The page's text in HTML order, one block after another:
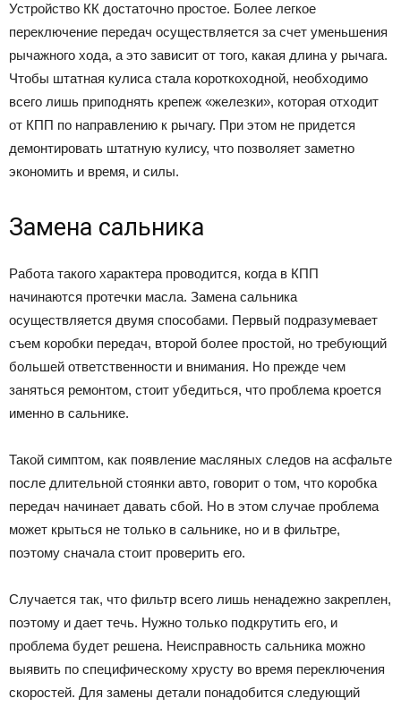
Устройство КК достаточно простое. Более легкое
переключение передач осуществляется за счет уменьшения
рычажного хода, а это зависит от того, какая длина у рычага.
Чтобы штатная кулиса стала короткоходной, необходимо
всего лишь приподнять крепеж «железки», которая отходит
от КПП по направлению к рычагу. При этом не придется
демонтировать штатную кулису, что позволяет заметно
экономить и время, и силы.
Замена сальника
Работа такого характера проводится, когда в КПП
начинаются протечки масла. Замена сальника
осуществляется двумя способами. Первый подразумевает
съем коробки передач, второй более простой, но требующий
большей ответственности и внимания. Но прежде чем
заняться ремонтом, стоит убедиться, что проблема кроется
именно в сальнике.
Такой симптом, как появление масляных следов на асфальте
после длительной стоянки авто, говорит о том, что коробка
передач начинает давать сбой. Но в этом случае проблема
может крыться не только в сальнике, но и в фильтре,
поэтому сначала стоит проверить его.
Случается так, что фильтр всего лишь ненадежно закреплен,
поэтому и дает течь. Нужно только подкрутить его, и
проблема будет решена. Неисправность сальника можно
выявить по специфическому хрусту во время переключения
скоростей. Для замены детали понадобится следующий